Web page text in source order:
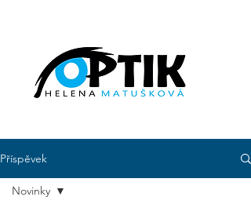
Příspěvek
Novinky